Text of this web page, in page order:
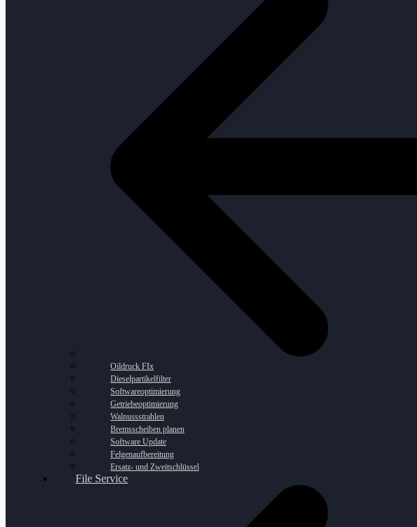
Oildruck FIx
Dieselpartikelfilter
Softwareoptimierung
Getriebeoptimierung
Walnussstrahlen
Bremsscheiben planen
Software Update
Felgenaufbereitung
Ersatz- und Zweitschlüssel
File Service